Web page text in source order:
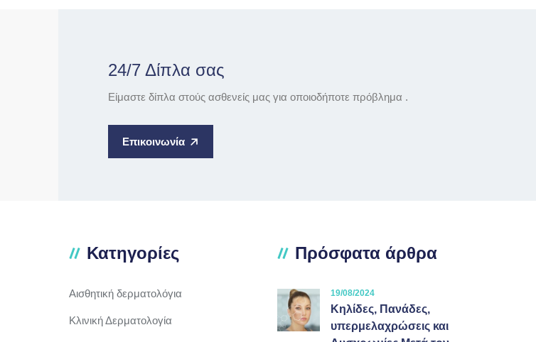
24/7 Δίπλα σας
Είμαστε δίπλα στούς ασθενείς μας για οποιοδήποτε πρόβλημα .
Επικοινωνία
Κατηγορίες
Αισθητική δερματολόγια
Κλινική Δερματολογία
Πρόσφατα άρθρα
19/08/2024
Κηλίδες, Πανάδες,
υπερμελαχρώσεις και